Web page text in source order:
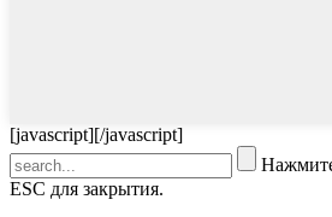
[javascript][/javascript]
ESC для закрытия.